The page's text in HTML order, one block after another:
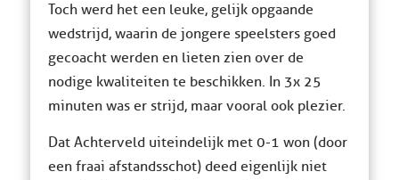
Toch werd het een leuke, gelijk opgaande
wedstrijd, waarin de jongere speelsters goed
gecoacht werden en lieten zien over de
nodige kwaliteiten te beschikken. In 3x 25
minuten was er strijd, maar vooral ook plezier.
Dat Achterveld uiteindelijk met 0-1 won (door
een fraai afstandsschot) deed eigenlijk niet